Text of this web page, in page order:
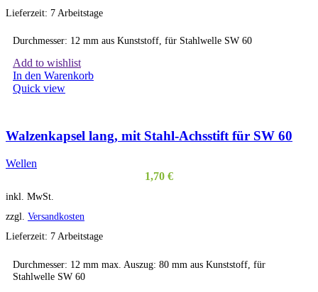
werden
Lieferzeit: 7 Arbeitstage
Durchmesser: 12 mm aus Kunststoff, für Stahlwelle SW 60
Add to wishlist
In den Warenkorb
Quick view
Walzenkapsel lang, mit Stahl-Achsstift für SW 60
Wellen
1,70 €
inkl. MwSt.
zzgl. Versandkosten
Lieferzeit: 7 Arbeitstage
Durchmesser: 12 mm max. Auszug: 80 mm aus Kunststoff, für
Stahlwelle SW 60